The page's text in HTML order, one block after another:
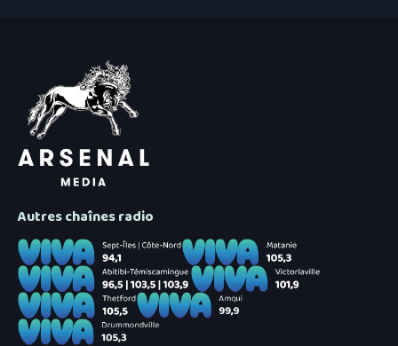
Autres chaînes radio